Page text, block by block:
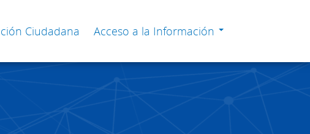
Ciudadana Acceso a la Información